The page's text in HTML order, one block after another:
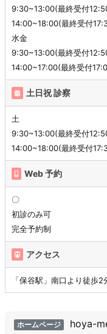
9:30~13:00(最終受付
14:00~18:00(最終受付
水金
9:30~13:00(最終受付
14:00~17:00(最終受付
土日祝 診察
土
9:30~13:00(最終受付
14:00~18:00(最終受付
Web 予約
〇
初診のみ可
完全予約制
アクセス
「保谷駅」南口より徒歩2
ホームページ hoya-